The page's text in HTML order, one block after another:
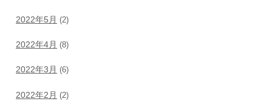
2022年5月 (2)
2022年4月 (8)
2022年3月 (6)
2022年2月 (2)